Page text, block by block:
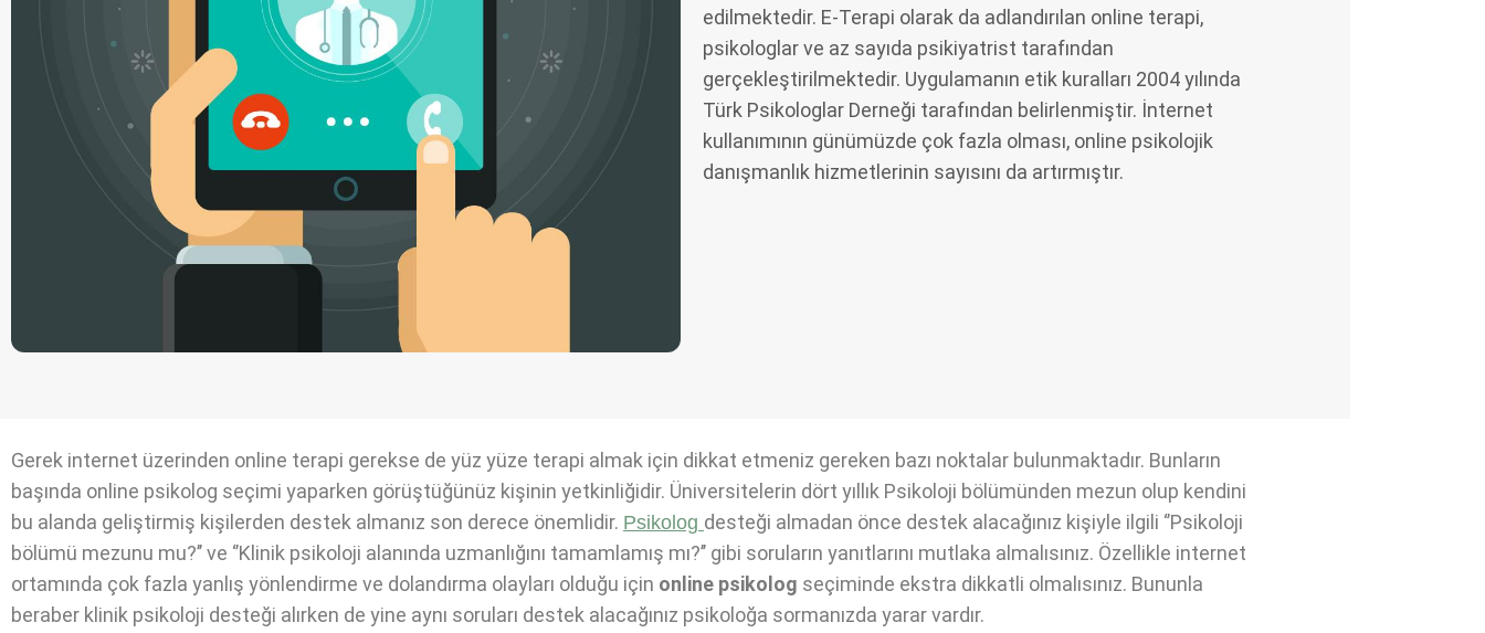
edilmektedir. E-Terapi olarak da adlandırılan online terapi,
psikologlar ve az sayıda psikiyatrist tarafından
gerçekleştirilmektedir. Uygulamanın etik kuralları 2004 yılında
Türk Psikologlar Derneği tarafından belirlenmiştir. İnternet
kullanımının günümüzde çok fazla olması, online psikolojik
danışmanlık hizmetlerinin sayısını da artırmıştır.
Gerek internet üzerinden online terapi gerekse de yüz yüze terapi almak için dikkat etmeniz gereken bazı noktalar bulunmaktadır. Bunların
başında online psikolog seçimi yaparken görüştüğünüz kişinin yetkinliğidir. Üniversitelerin dört yıllık Psikoloji bölümünden mezun olup kendini
bu alanda geliştirmiş kişilerden destek almanız son derece önemlidir. Psikolog desteği almadan önce destek alacağınız kişiyle ilgili ‘’Psikoloji
bölümü mezunu mu?’’ ve ‘’Klinik psikoloji alanında uzmanlığını tamamlamış mı?’’ gibi soruların yanıtlarını mutlaka almalısınız. Özellikle internet
ortamında çok fazla yanlış yönlendirme ve dolandırma olayları olduğu için online psikolog seçiminde ekstra dikkatli olmalısınız. Bununla
beraber klinik psikoloji desteği alırken de yine aynı soruları destek alacağınız psikoloğa sormanızda yarar vardır.